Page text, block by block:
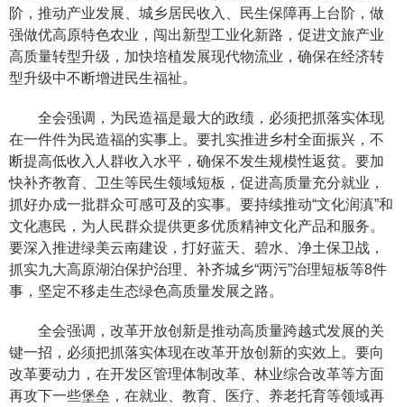
阶，推动产业发展、城乡居民收入、民生保障再上台阶，做
强做优高原特色农业，闯出新型工业化新路，促进文旅产业
高质量转型升级，加快培植发展现代物流业，确保在经济转
型升级中不断增进民生福祉。
全会强调，为民造福是最大的政绩，必须把抓落实体现
在一件件为民造福的实事上。要扎实推进乡村全面振兴，不
断提高低收入人群收入水平，确保不发生规模性返贫。要加
快补齐教育、卫生等民生领域短板，促进高质量充分就业，
抓好办成一批群众可感可及的实事。要持续推动“文化润滇”和
文化惠民，为人民群众提供更多优质精神文化产品和服务。
要深入推进绿美云南建设，打好蓝天、碧水、净土保卫战，
抓实九大高原湖泊保护治理、补齐城乡“两污”治理短板等8件
事，坚定不移走生态绿色高质量发展之路。
全会强调，改革开放创新是推动高质量跨越式发展的关
键一招，必须把抓落实体现在改革开放创新的实效上。要向
改革要动力，在开发区管理体制改革、林业综合改革等方面
再攻下一些堡垒，在就业、教育、医疗、养老托育等领域再